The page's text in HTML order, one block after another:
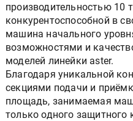
производительностью 10
конкурентоспособной в
машина начального
возможностями и
моделей линейки aster.
Благодаря уникальной
секциями подачи и
площадь, занимаемая
только одного защитного